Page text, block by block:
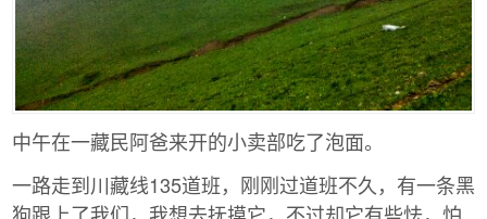
中午在一藏民阿爸来开的小卖部吃了泡面。
一路走到川藏线135道班，刚刚过道班不久，有一条黑
狗跟上了我们，我想去抚摸它，不过却它有些怯，怕